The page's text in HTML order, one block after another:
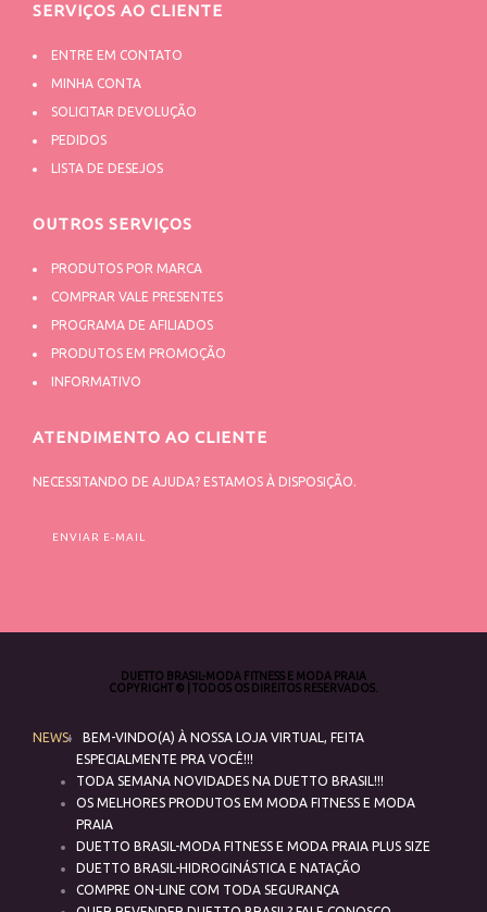
SERVIÇOS AO CLIENTE
ENTRE EM CONTATO
MINHA CONTA
SOLICITAR DEVOLUÇÃO
PEDIDOS
LISTA DE DESEJOS
OUTROS SERVIÇOS
PRODUTOS POR MARCA
COMPRAR VALE PRESENTES
PROGRAMA DE AFILIADOS
PRODUTOS EM PROMOÇÃO
INFORMATIVO
ATENDIMENTO AO CLIENTE
NECESSITANDO DE AJUDA? ESTAMOS À DISPOSIÇÃO.
ENVIAR E-MAIL
DUETTO BRASIL-MODA FITNESS E MODA PRAIA
COPYRIGHT © | TODOS OS DIREITOS RESERVADOS.
NEWS:
BEM-VINDO(A) À NOSSA LOJA VIRTUAL, FEITA
ESPECIALMENTE PRA VOCÊ!!!
TODA SEMANA NOVIDADES NA DUETTO BRASIL!!!
OS MELHORES PRODUTOS EM MODA FITNESS E MODA
PRAIA
DUETTO BRASIL-MODA FITNESS E MODA PRAIA PLUS SIZE
DUETTO BRASIL-HIDROGINÁSTICA E NATAÇÃO
COMPRE ON-LINE COM TODA SEGURANÇA